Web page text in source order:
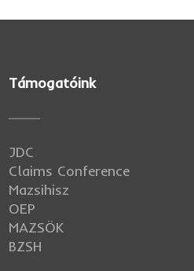
Támogatóink
JDC
Claims Conference
Mazsihisz
OEP
MAZSÖK
BZSH